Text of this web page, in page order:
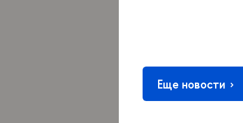
Еще новости